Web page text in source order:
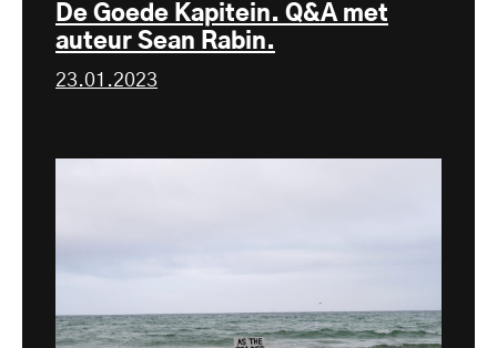
De Goede Kapitein. Q&A met
auteur Sean Rabin.
23.01.2023